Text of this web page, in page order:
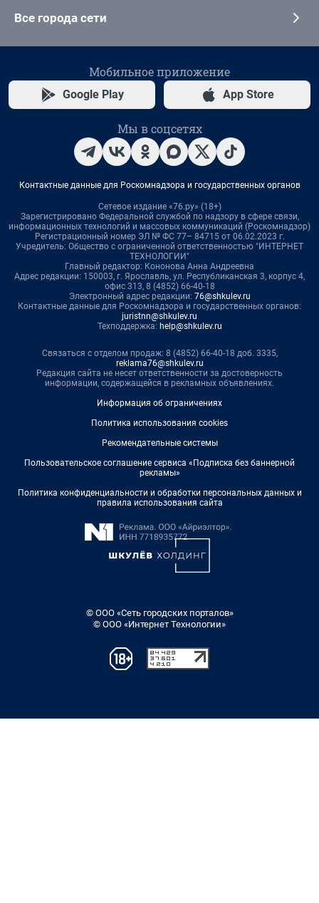
Все города сети
Мобильное приложение
Google Play App Store
Мы в соцсетях
Контактные данные для Роскомнадзора и государственных органов
Сетевое издание «76.ру» (18+)
Зарегистрировано Федеральной службой по надзору в сфере связи,
информационных технологий и массовых коммуникаций (Роскомнадзор)
Регистрационный номер ЭЛ № ФС 77– 84715 от 06.02.2023 г.
Учредитель: Общество с ограниченной ответственностью "ИНТЕРНЕТ
ТЕХНОЛОГИИ"
Главный редактор: Кононова Анна Андреевна
Адрес редакции: 150003, г. Ярославль, ул. Республиканская 3, корпус 4,
офис 313, 8 (4852) 66-40-18
Электронный адрес редакции: 76@shkulev.ru
Контактные данные для Роскомнадзора и государственных органов:
juristnn@shkulev.ru
Техподдержка: help@shkulev.ru
Связаться с отделом продаж: 8 (4852) 66-40-18 доб. 3335,
reklama76@shkulev.ru
Редакция сайта не несет ответственности за достоверность
информации, содержащейся в рекламных объявлениях.
Информация об ограничениях
Политика использования cookies
Рекомендательные системы
Пользовательское соглашение сервиса «Подписка без баннерной
рекламы»
Политика конфиденциальности и обработки персональных данных и
правила использования сайта
© ООО «Сеть городских порталов»
© ООО «Интернет Технологии»